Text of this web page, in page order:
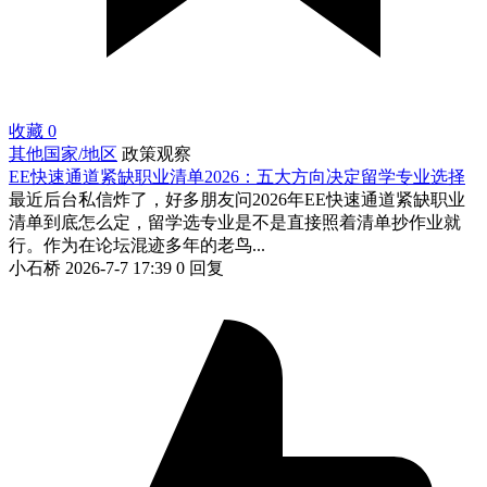
收藏 0
其他国家/地区 政策观察
EE快速通道紧缺职业清单2026：五大方向决定留学专业选择
最近后台私信炸了，好多朋友问2026年EE快速通道紧缺职业
清单到底怎么定，留学选专业是不是直接照着清单抄作业就
行。作为在论坛混迹多年的老鸟...
小石桥 2026-7-7 17:39 0 回复